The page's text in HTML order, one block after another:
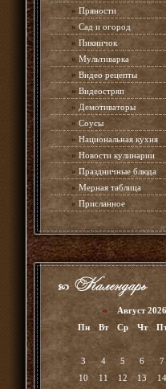
» Пряности
» Сад и огород
» Пикничок
» Мультиварка
» Видео рецепты
» Видеостряп
» Демотиваторы
» Соусы
» Национальная кухня
» Новости кулинарии
» Праздничные блюда
» Мерная таблица
» Присланное
« Август
Пн
Вт Ср Чт
3
4 5 6 7
10
11 12 13 14